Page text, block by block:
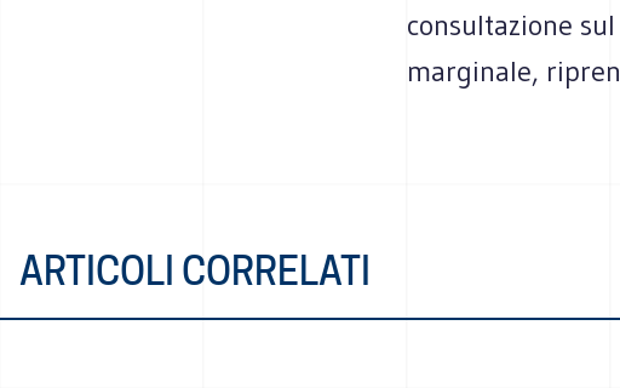
consultazione
marginale,
ARTICOLI CORRELATI